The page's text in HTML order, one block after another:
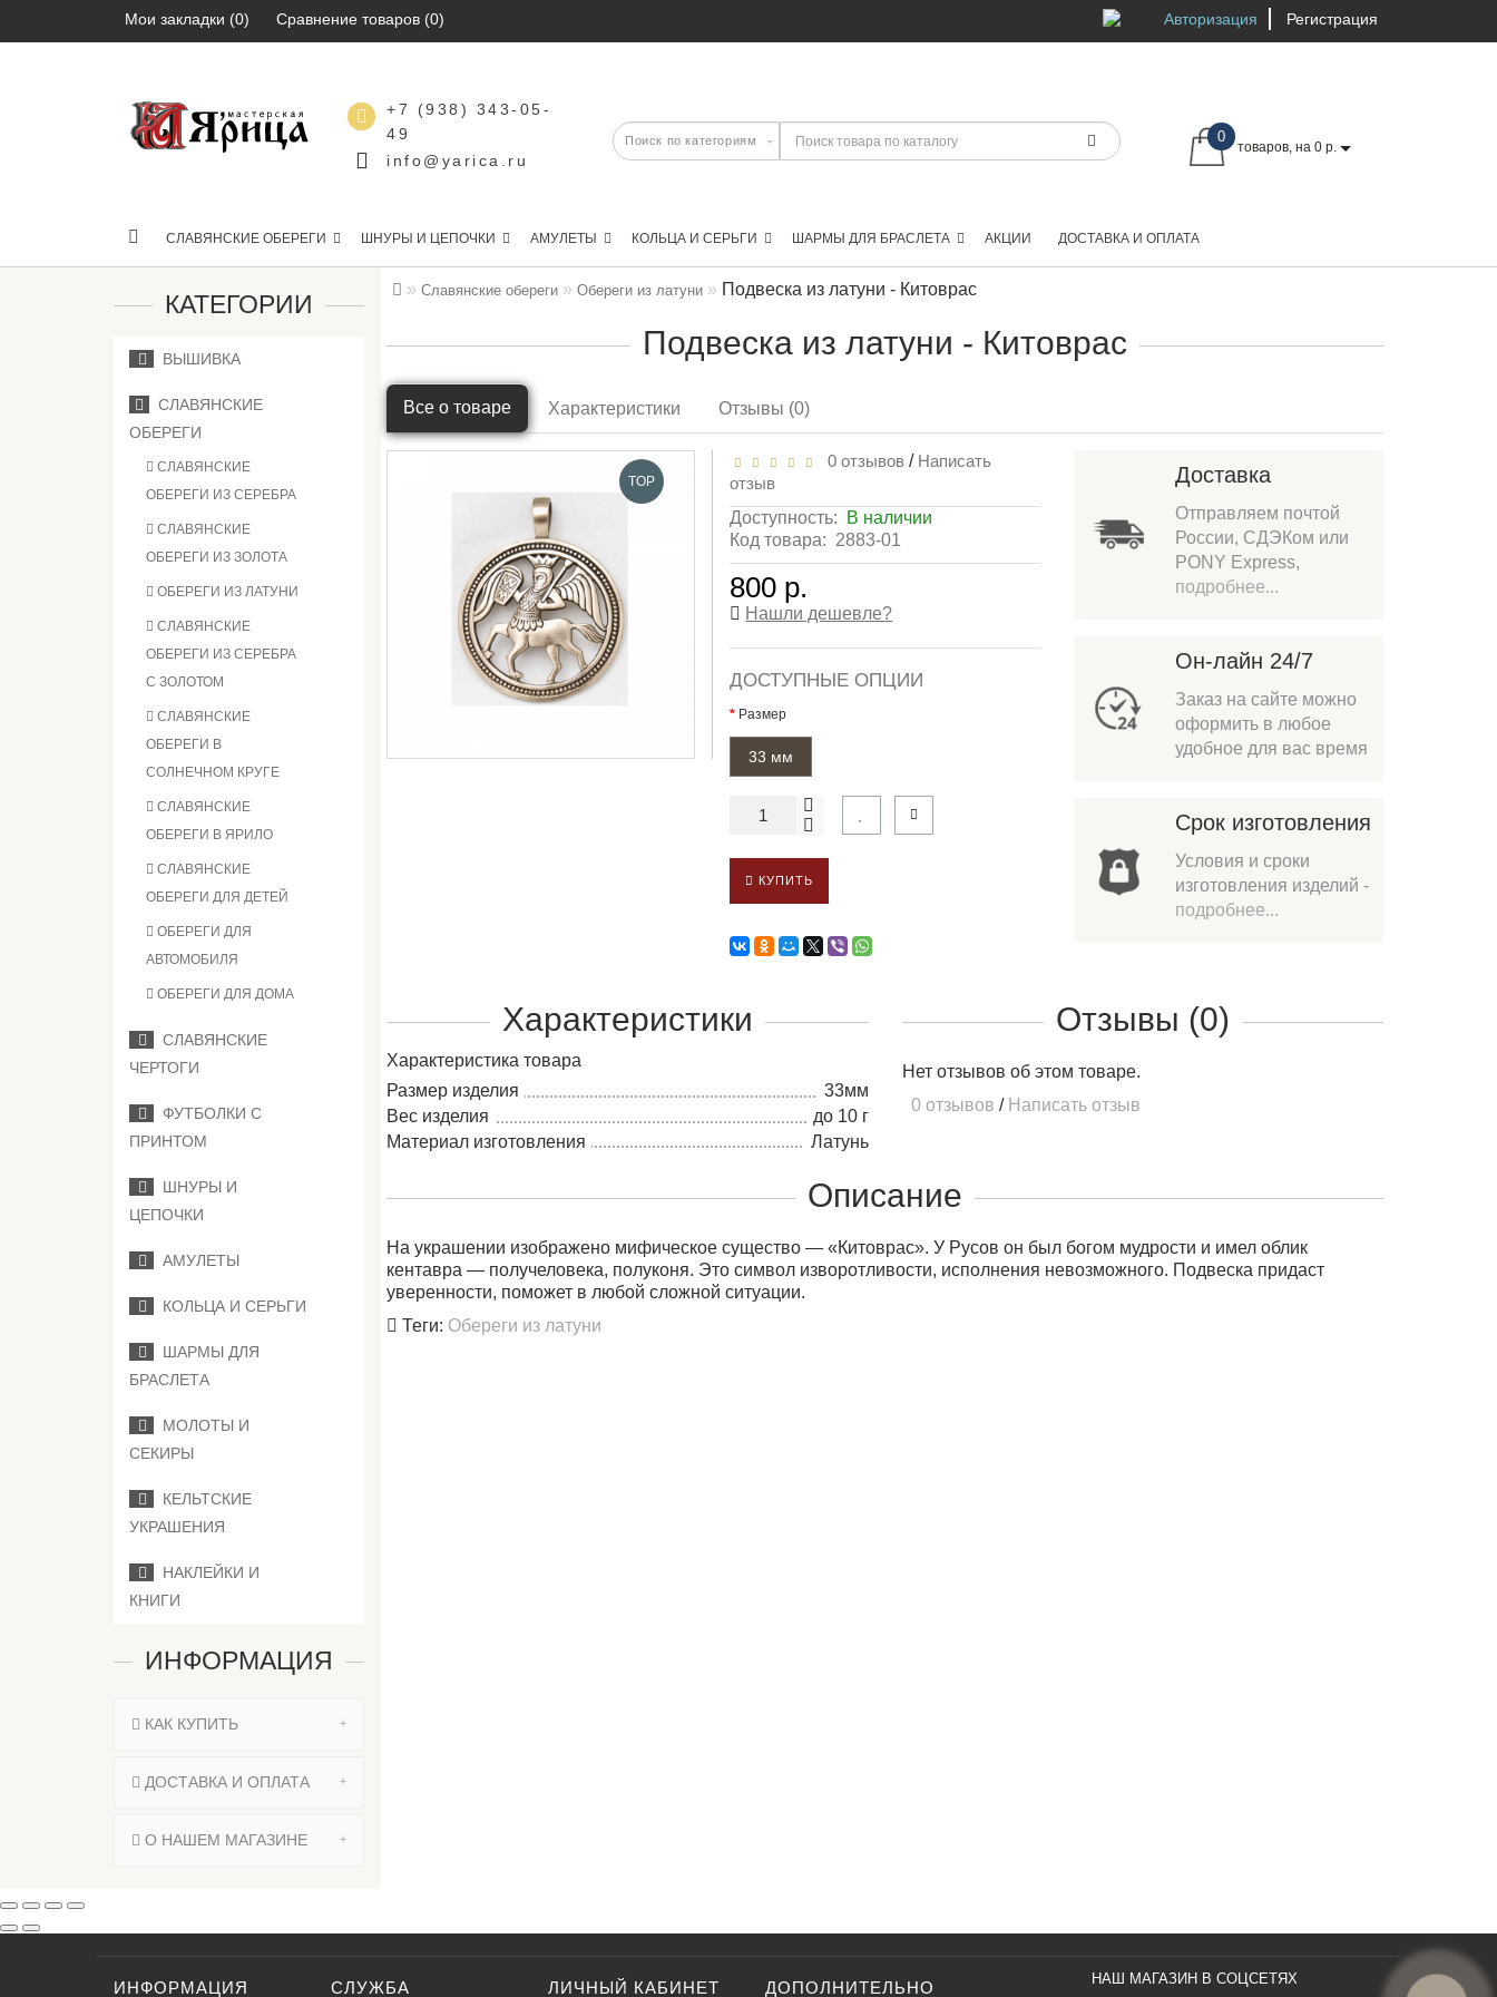
Мои закладки (0) Сравнение товаров (0) Авторизация Регистрация
+7 (938) 343-05-
49
info@yarica.ru
0
товаров, на 0 р.
СЛАВЯНСКИЕ ОБЕРЕГИ ШНУРЫ И ЦЕПОЧКИ АМУЛЕТЫ КОЛЬЦА И СЕРЬГИ ШАРМЫ ДЛЯ БРАСЛЕТА АКЦИИ ДОСТАВКА И ОПЛАТА
КАТЕГОРИИ
ВЫШИВКА
СЛАВЯНСКИЕ
ОБЕРЕГИ
СЛАВЯНСКИЕ
ОБЕРЕГИ ИЗ СЕРЕБРА
СЛАВЯНСКИЕ
ОБЕРЕГИ ИЗ ЗОЛОТА
ОБЕРЕГИ ИЗ ЛАТУНИ
СЛАВЯНСКИЕ
ОБЕРЕГИ ИЗ СЕРЕБРА
С ЗОЛОТОМ
СЛАВЯНСКИЕ
ОБЕРЕГИ В
СОЛНЕЧНОМ КРУГЕ
СЛАВЯНСКИЕ
ОБЕРЕГИ В ЯРИЛО
СЛАВЯНСКИЕ
ОБЕРЕГИ ДЛЯ ДЕТЕЙ
ОБЕРЕГИ ДЛЯ
АВТОМОБИЛЯ
ОБЕРЕГИ ДЛЯ ДОМА
СЛАВЯНСКИЕ
ЧЕРТОГИ
ФУТБОЛКИ С
ПРИНТОМ
ШНУРЫ И
ЦЕПОЧКИ
АМУЛЕТЫ
КОЛЬЦА И СЕРЬГИ
ШАРМЫ ДЛЯ
БРАСЛЕТА
МОЛОТЫ И
СЕКИРЫ
КЕЛЬТСКИЕ
УКРАШЕНИЯ
НАКЛЕЙКИ И
КНИГИ
ИНФОРМАЦИЯ
КАК КУПИТЬ
ДОСТАВКА И ОПЛАТА
О НАШЕМ МАГАЗИНЕ
Славянские обереги Обереги из латуни Подвеска из латуни - Китоврас
Подвеска из латуни - Китоврас
Все о товаре Характеристики Отзывы (0)
TOP
0 отзывов / Написать
отзыв
Доступность: В наличии
Код товара: 2883-01
800 р.
Нашли дешевле?
ДОСТУПНЫЕ ОПЦИИ
Размер
33 мм
КУПИТЬ
Доставка
Отправляем почтой
России, СДЭКом или
PONY Express,
подробнее...
Он-лайн 24/7
Заказ на сайте можно
оформить в любое
удобное для вас время
Срок изготовления
Условия и сроки
изготовления изделий -
подробнее...
Характеристики
Характеристика товара
Размер изделия
33мм
Вес изделия
до 10 г
Материал изготовления
Латунь
Отзывы (0)
Нет отзывов об этом товаре.
0 отзывов / Написать отзыв
Описание
На украшении изображено мифическое существо — «Китоврас». У Русов он был богом мудрости и имел облик
кентавра — получеловека, полуконя. Это символ изворотливости, исполнения невозможного. Подвеска придаст
уверенности, поможет в любой сложной ситуации.
Теги: Обереги из латуни
ИНФОРМАЦИЯ
СЛУЖБА
ЛИЧНЫЙ КАБИНЕТ ДОПОЛНИТЕЛЬНО НАШ МАГАЗИН В СОЦСЕТЯХ